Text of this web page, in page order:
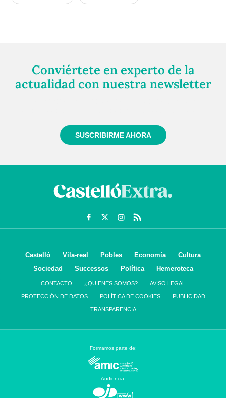
Conviértete en experto de la
actualidad con nuestra newsletter
SUSCRIBIRME AHORA
Castelló Vila-real Pobles Economía
Cultura
Sociedad
Successos Política Hemeroteca
CONTACTO ¿QUIENES SOMOS? AVISO LEGAL
PROTECCIÓN DE DATOS POLÍTICA DE COOKIES PUBLICIDAD
TRANSPARENCIA
Formamos parte de:
Audiencia: